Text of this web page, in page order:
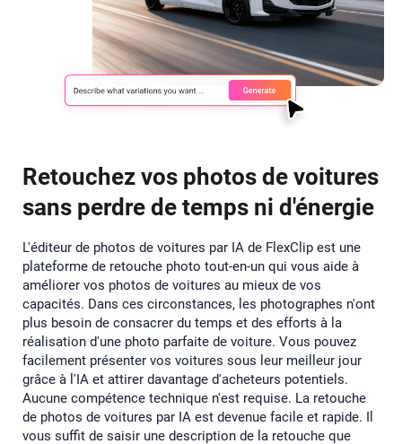
Retouchez vos photos de voitures
sans perdre de temps ni d'énergie
L'éditeur de photos de voitures par IA de FlexClip est une
plateforme de retouche photo tout-en-un qui vous aide à
améliorer vos photos de voitures au mieux de vos
capacités. Dans ces circonstances, les photographes n'ont
plus besoin de consacrer du temps et des efforts à la
réalisation d'une photo parfaite de voiture. Vous pouvez
facilement présenter vos voitures sous leur meilleur jour
grâce à l'IA et attirer davantage d'acheteurs potentiels.
Aucune compétence technique n'est requise. La retouche
de photos de voitures par IA est devenue facile et rapide. Il
vous suffit de saisir une description de la retouche que